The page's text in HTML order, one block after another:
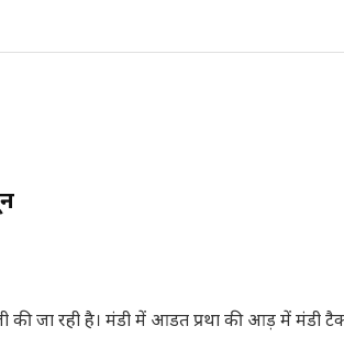
जा रही है। मंडी में आडत प्रथा की आड़ में मंडी